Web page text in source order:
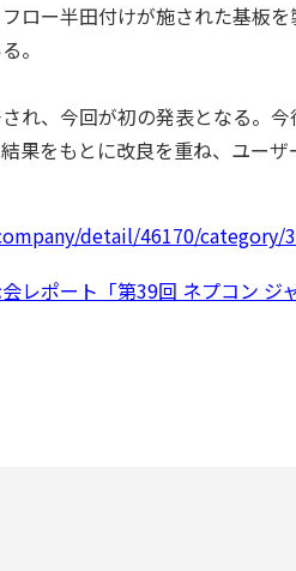
ロー半田付けが施された基板
。
れ、今回が初の発表となる。
果をもとに改良を重ね、ユー
detail/46170/category/
レポート「第39回 ネプコン ジ